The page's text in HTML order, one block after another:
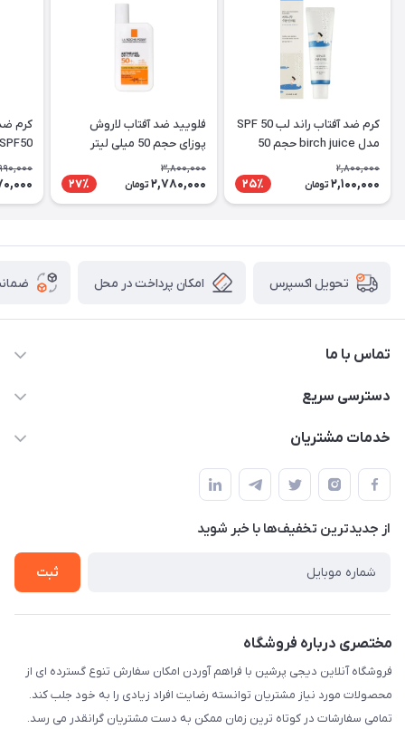
کرم ضد آفتاب راند لب SPF 50
مدل birch juice حجم 50
میلی لیتر
2,800,000
2,100,000 تومان 25٪
فلویید ضد آفتاب لاروش
پوزای حجم 50 میلی لیتر
3,800,000
2,780,000 تومان 27٪
کرم
SPF50
تحویل اکسپرس امکان پرداخت در محل
تماس با ما
09172138137
دسترسی سریع
حساب کاربری
لیست محصولات
درباره ما
خدمات مشتریان
قوانین و مقررات
حریم خصوصی
راهنما
از جدید‌ترین تخفیف‌ها با‌ خبر شوید
ثبت
مختصری درباره فروشگاه
فروشگاه آنلاین دیجی پرشین با فراهم آوردن امکان سفارش تنوع گسترده ای از
محصولات مورد نیاز مشتریان توانسته رضایت افراد زیادی را به خود جلب کند.
تمامی سفارشات در کوتاه ترین زمان ممکن به دست مشتریان گرانقدر می رسد.